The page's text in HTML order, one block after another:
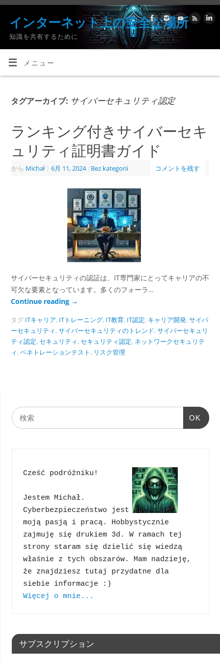
インターネット上の安全な場所
知識を共有するために
メニュー
タグアーカイブ: サイバーセキュリティ認定
ランキング付きサイバーセキ
ュリティ証明書ガイド
から Michał | 6月 11, 2024 | Bez kategorii コメントを残す
サイバーセキュリティの認証は、IT専門家にとってキャリアの不
可欠な要素となっています。多くのフォーラ…
Continue reading →
タグ ITキャリア, ITトレーニング, IT教育, IT認定, キャリア開発,サイバ
ーセキュリティ,サイバーセキュリティのトレンド,サイバーセキュリ
ティ認定, セキュリティ, セキュリティ認定, ネットワークセキュリテ
ィ,ペネトレーションテスト , リスク管理
OK
Cześć podróżniku!
Jestem Michał.
Cyberbezpieczeństwo jest
moją pasją i pracą. Hobbystycznie
zajmuję się drukiem 3d. W ramach tej
strony staram się dzielić się wiedzą
właśnie z tych obszarów. Mam nadzieję,
że znajdziesz tutaj przydatne dla
Więcej o mnie...
サブスクリプション